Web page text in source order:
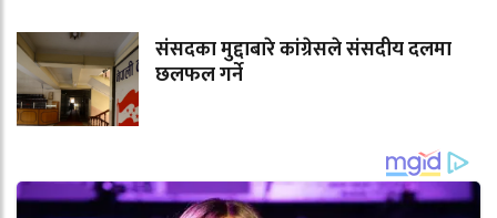
संसदका मुद्दाबारे कांग्रेसले संसदीय दलमा
छलफल गर्ने